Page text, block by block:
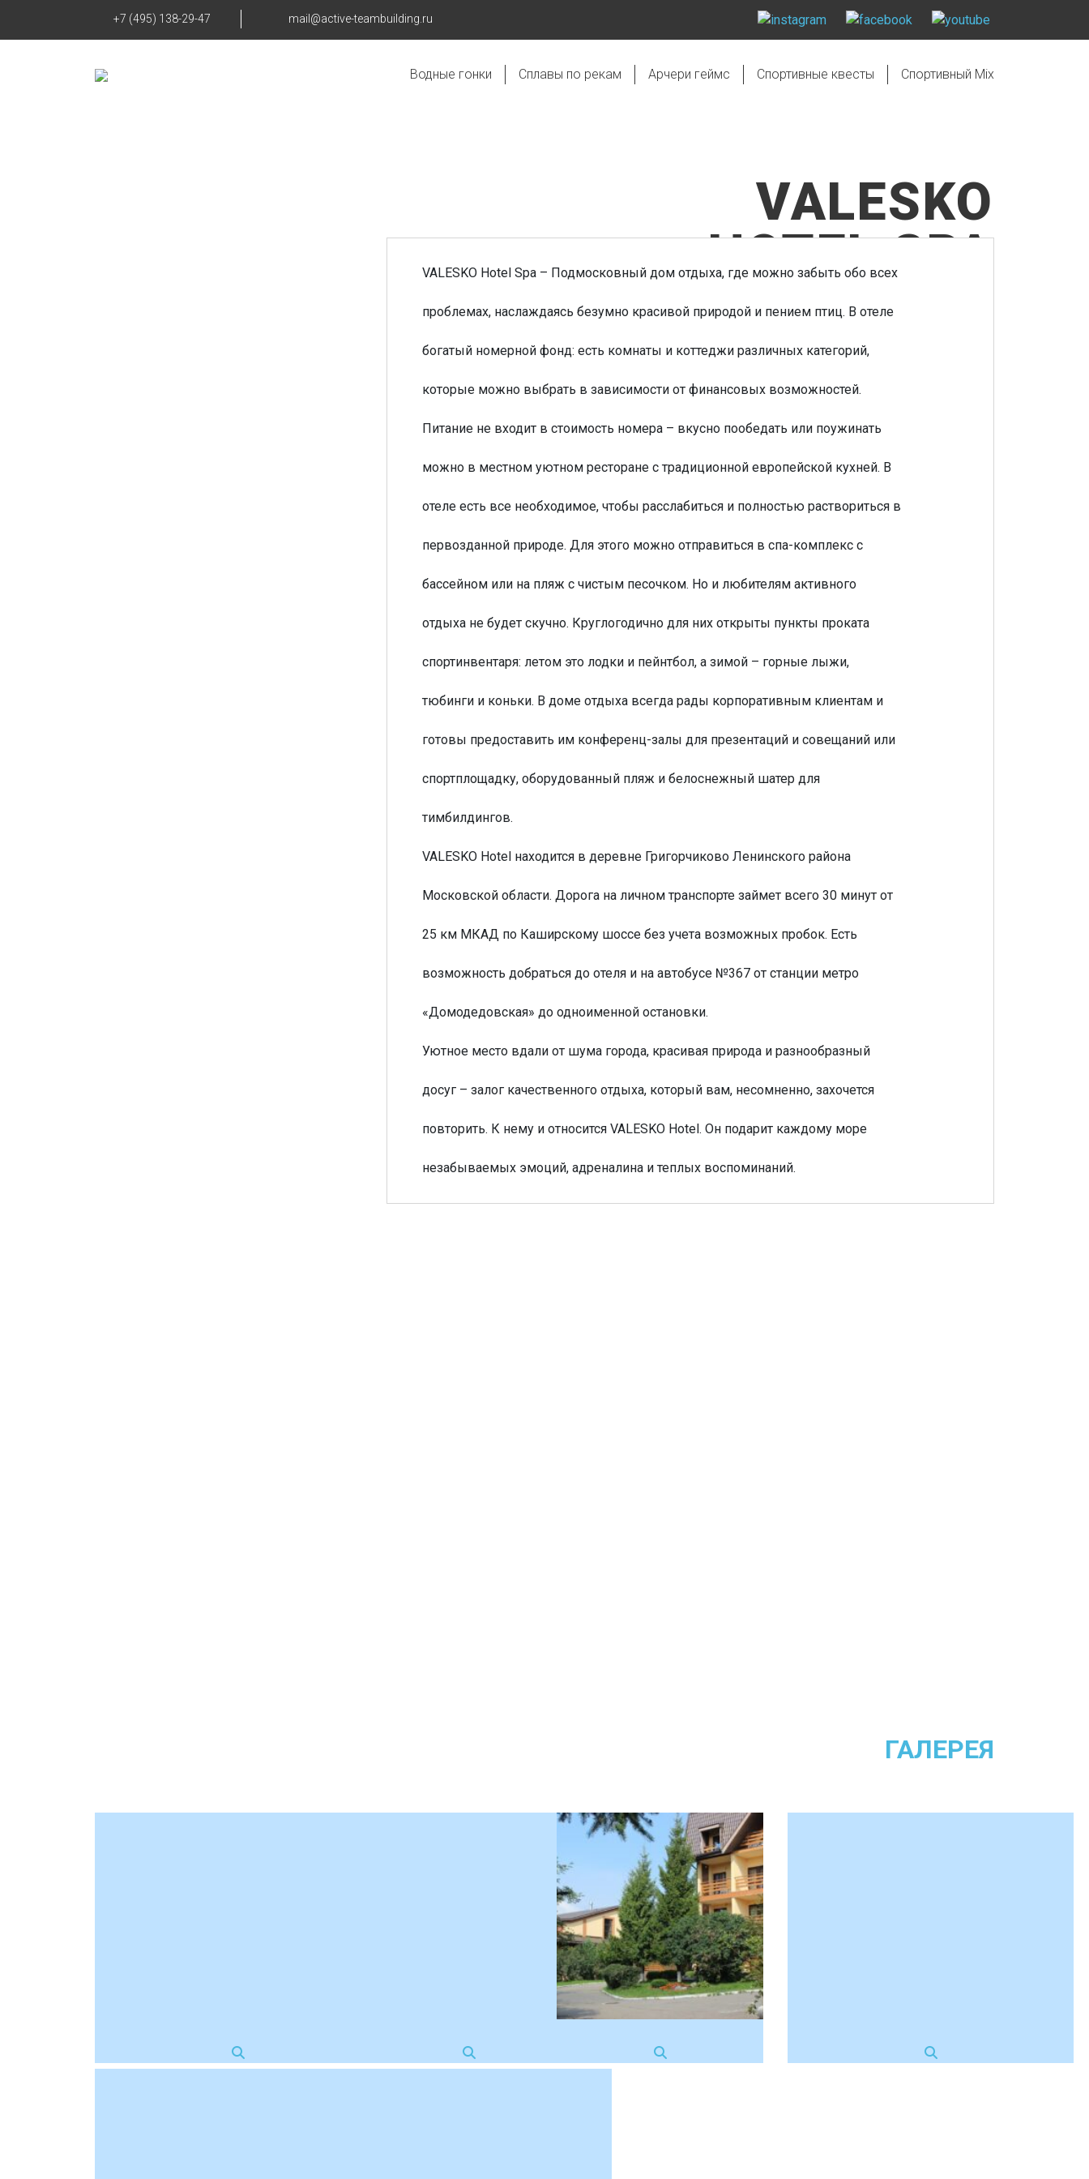
+7 (495) 138-29-47 mail@active-teambuilding.ru
Водные гонки Сплавы по рекам Арчери геймс Спортивные квесты Спортивный Mix
VALESKO
HOTEL SPA
VALESKO
VALESKO Hotel Spa – Подмосковный дом отдыха, где можно забыть обо всех
проблемах, наслаждаясь безумно красивой природой и пением птиц. В отеле
богатый номерной фонд: есть комнаты и коттеджи различных категорий,
которые можно выбрать в зависимости от финансовых возможностей.
Питание не входит в стоимость номера – вкусно пообедать или поужинать
можно в местном уютном ресторане с традиционной европейской кухней. В
отеле есть все необходимое, чтобы расслабиться и полностью раствориться в
первозданной природе. Для этого можно отправиться в спа-комплекс с
бассейном или на пляж с чистым песочком. Но и любителям активного
отдыха не будет скучно. Круглогодично для них открыты пункты проката
спортинвентаря: летом это лодки и пейнтбол, а зимой – горные лыжи,
тюбинги и коньки. В доме отдыха всегда рады корпоративным клиентам и
готовы предоставить им конференц-залы для презентаций и совещаний или
спортплощадку, оборудованный пляж и белоснежный шатер для
тимбилдингов.
VALESKO Hotel находится в деревне Григорчиково Ленинского района
Московской области. Дорога на личном транспорте займет всего 30 минут от
25 км МКАД по Каширскому шоссе без учета возможных пробок. Есть
возможность добраться до отеля и на автобусе №367 от станции метро
«Домодедовская» до одноименной остановки.
Уютное место вдали от шума города, красивая природа и разнообразный
досуг – залог качественного отдыха, который вам, несомненно, захочется
повторить. К нему и относится VALESKO Hotel. Он подарит каждому море
незабываемых эмоций, адреналина и теплых воспоминаний.
ГАЛЕРЕЯ